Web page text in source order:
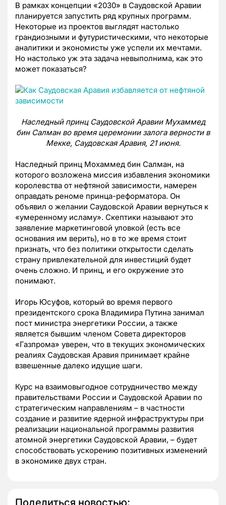
В рамках концепции «2030» в Саудовской Аравии
планируется запустить ряд крупных программ.
Некоторые из проектов выглядят настолько
грандиозными и футуристическими, что некоторые
аналитики и экономисты уже успели их мечтами.
Но настолько уж эта задача невыполнима, как это
может показаться?
Наследный принц Саудовской Аравии Мухаммед
бин Салман во время церемонии залога верности в
Мекке, Саудовская Аравия, 21 июня.
Наследный принц Мохаммед бин Салман, на
которого возложена миссия избавления экономики
королевства от нефтяной зависимости, намерен
оправдать реноме принца-реформатора. Он
объявил о желании Саудовской Аравии вернуться к
«умеренному исламу». Скептики называют это
заявление маркетинговой уловкой (есть все
основания им верить), но в то же время стоит
признать, что без политики открытости сделать
страну привлекательной для инвестиций будет
очень сложно. И принц, и его окружение это
понимают.
Игорь Юсуфов, который во время первого
президентского срока Владимира Путина занимал
пост министра энергетики России, а также
является бывшим членом Совета директоров
«Газпрома» уверен, что в текущих экономических
реалиях Саудовская Аравия принимает крайне
взвешенные далеко идущие шаги.
Курс на взаимовыгодное сотрудничество между
правительствами России и Саудовской Аравии по
стратегическим направлениям – в частности
создание и развитие ядерной инфраструктуры при
реализации национальной программы развития
атомной энергетики Саудовской Аравии, – будет
способствовать ускорению позитивных изменений
в экономике двух стран.